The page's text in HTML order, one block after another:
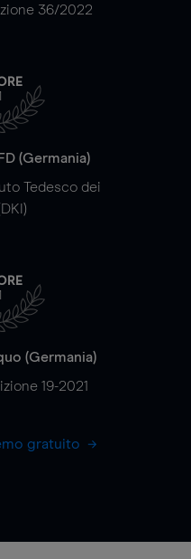
36/2022
(Germania)
Tedesco dei
(Germania)
19-2021
gratuito